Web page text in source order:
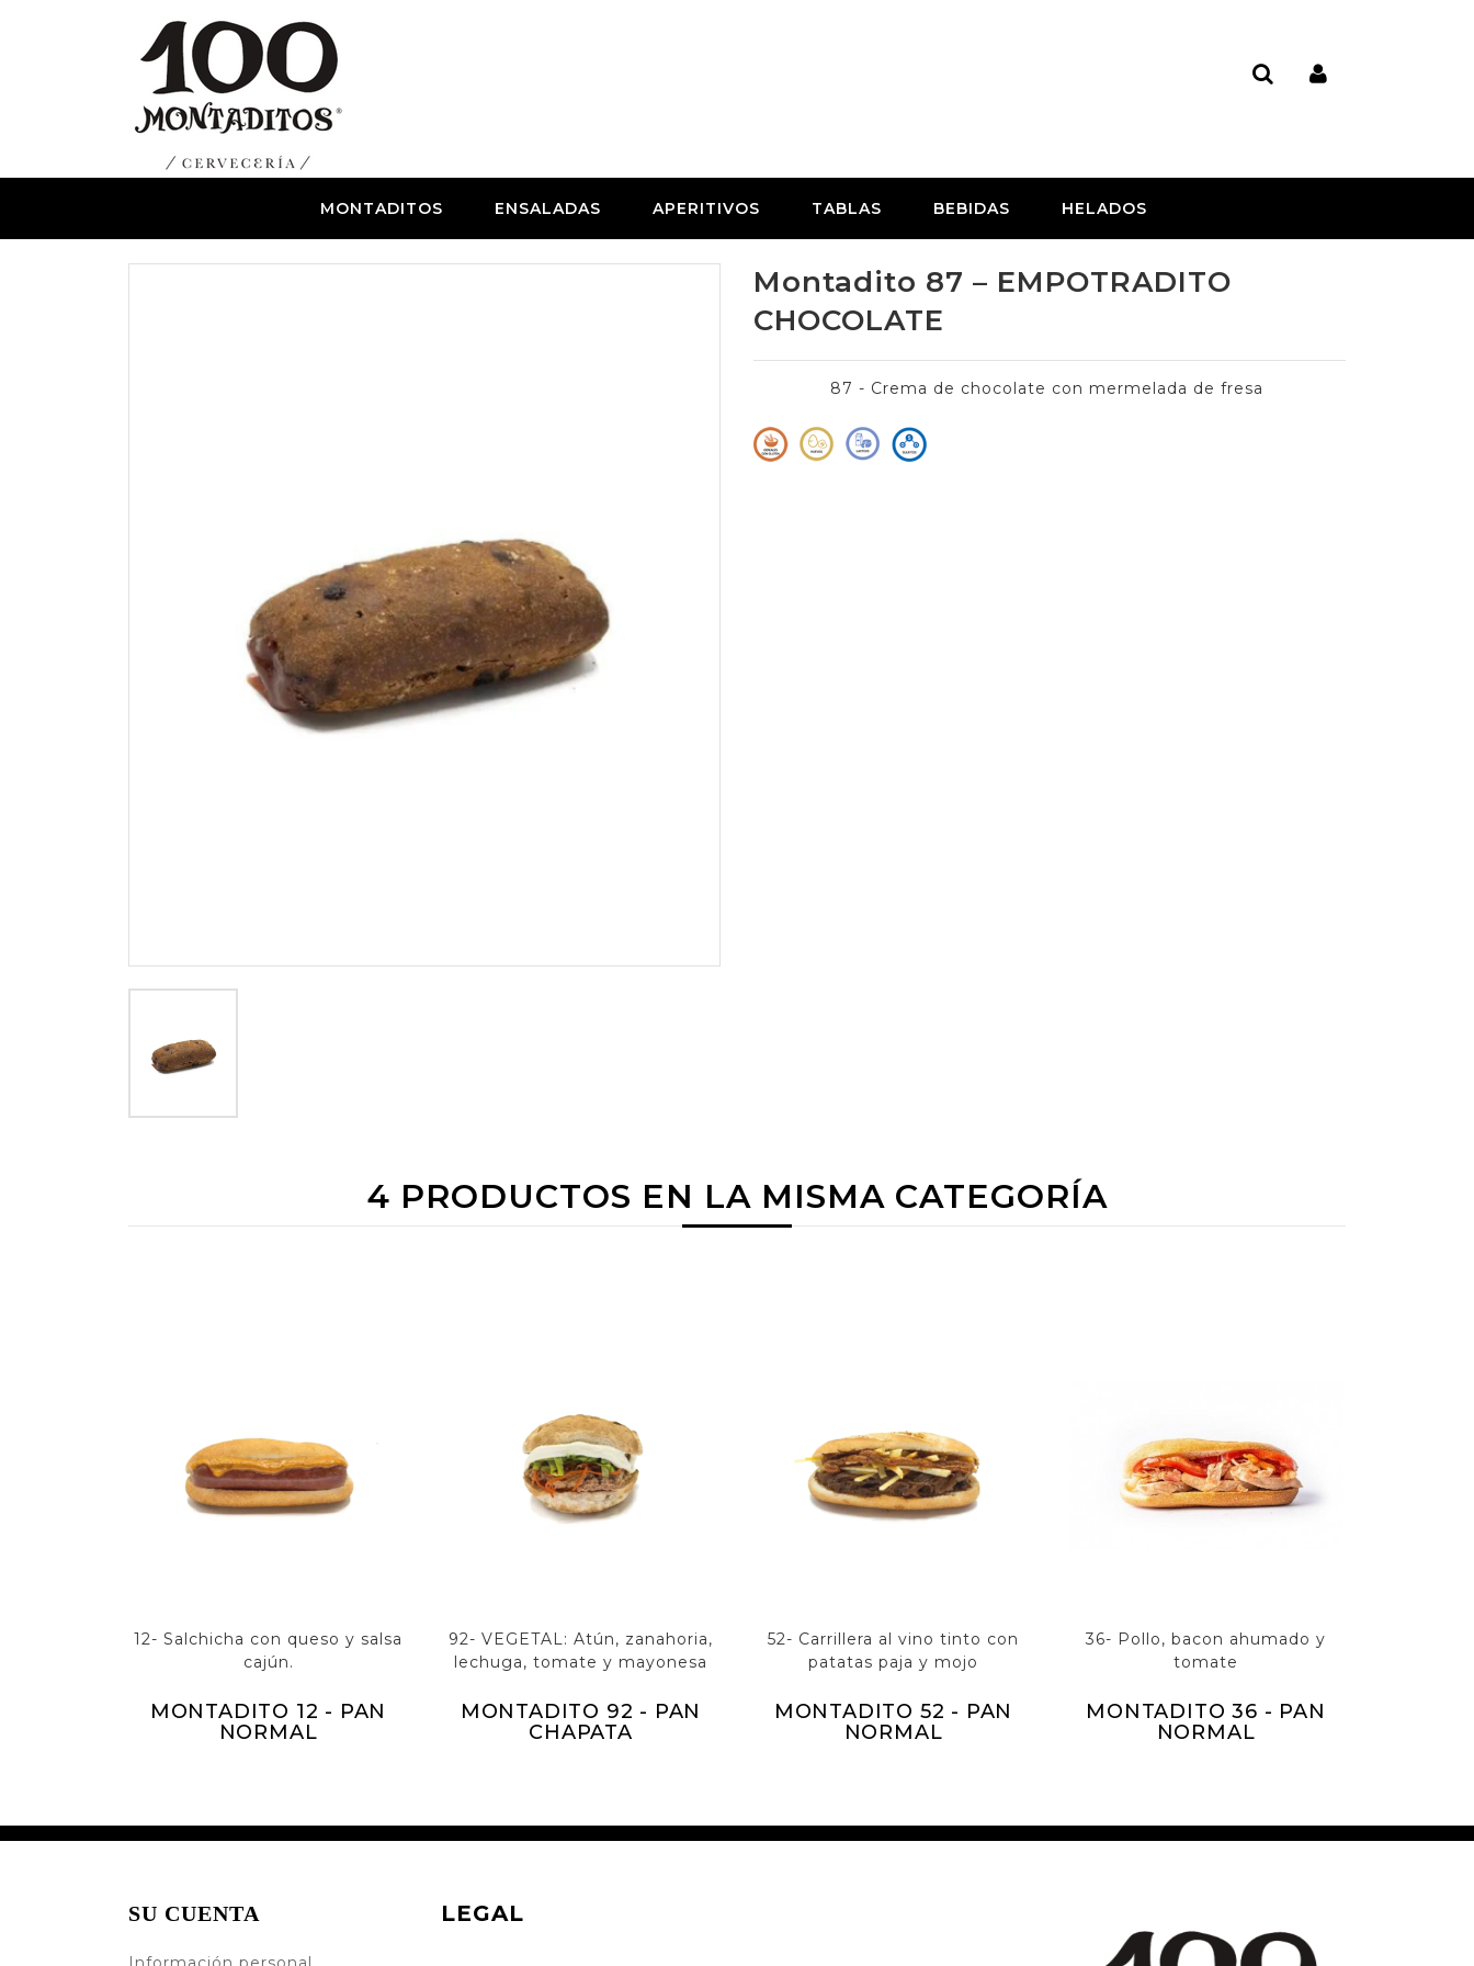
MONTADITOS ENSALADAS APERITIVOS TABLAS BEBIDAS HELADOS
Montadito 87 – EMPOTRADITO
CHOCOLATE
87 - Crema de chocolate con mermelada de fresa
4 PRODUCTOS EN LA MISMA CATEGORÍA
12- Salchicha con queso y salsa
cajún.
MONTADITO 12 - PAN
NORMAL
92- VEGETAL: Atún, zanahoria,
lechuga, tomate y mayonesa
MONTADITO 92 - PAN
CHAPATA
52- Carrillera al vino tinto con
patatas paja y mojo
MONTADITO 52 - PAN
NORMAL
36- Pollo, bacon ahumado y
tomate
MONTADITO 36 - PAN
NORMAL
SU CUENTA LEGAL